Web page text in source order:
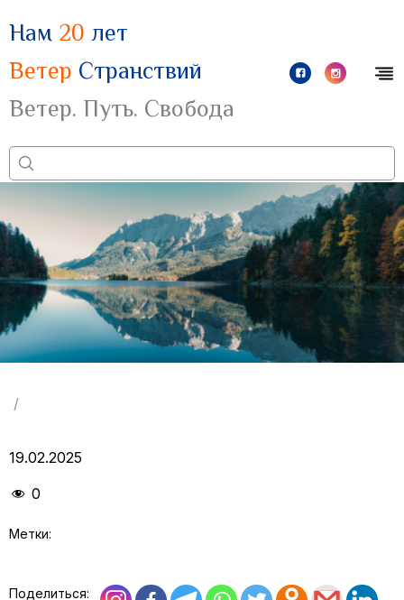
Нам 20 лет
Ветер Странствий
Ветер. Путь. Свобода
/
19.02.2025
0
Метки:
Поделиться: